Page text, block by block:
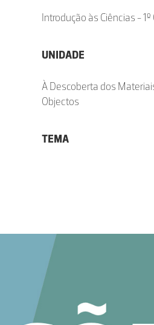
Introdução às Ciências - 1º
UNIDADE
À Descoberta dos
Objectos
TEMA